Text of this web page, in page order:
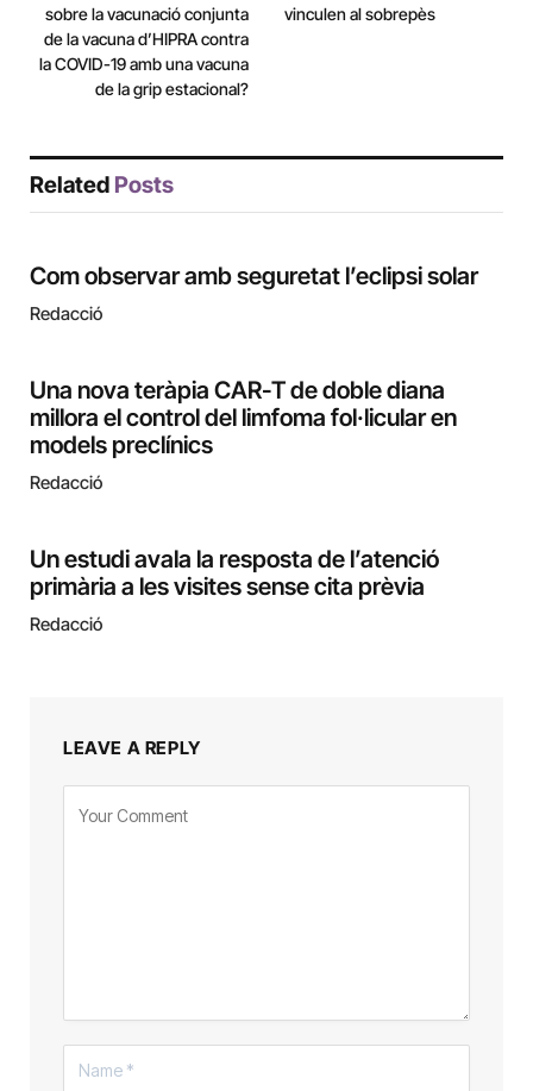
sobre la vacunació conjunta
de la vacuna d’HIPRA contra
la COVID-19 amb una vacuna
de la grip estacional?
vinculen al sobrepès
Related Posts
Com observar amb seguretat l’eclipsi solar
Redacció
Una nova teràpia CAR-T de doble diana
millora el control del limfoma fol·licular en
models preclínics
Redacció
Un estudi avala la resposta de l’atenció
primària a les visites sense cita prèvia
Redacció
LEAVE A REPLY